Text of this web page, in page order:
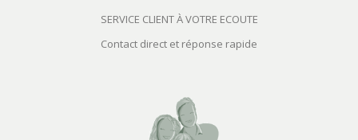
SERVICE CLIENT À VOTRE ECOUTE
Contact direct et réponse rapide